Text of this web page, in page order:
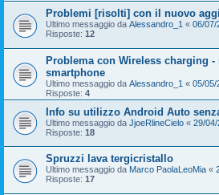
Problemi [risolti] con il nuovo
Ultimo messaggio da Alessandro_1 « 06/07/
Risposte: 12
Problema con Wireless charging
smartphone
Ultimo messaggio da Alessandro_1 « 05/05/
Risposte: 4
Info su utilizzo Android Auto
Ultimo messaggio da JjoeRlineCielo « 29/
Risposte: 18
Spruzzi lava tergicristallo
Ultimo messaggio da Marco PaolaLeoMia «
Risposte: 17